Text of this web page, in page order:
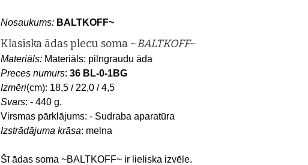
Nosaukums: BALTKOFF~
Klasiska ādas plecu soma ~BALTKOFF~
Materiāls: Materiāls: pilngraudu āda
Preces numurs:36 BL-0-1BG
Izmēri(cm): 18,5 / 22,0 / 4,5
Svars: - 440 g.
Virsmas pārklājums: - Sudraba aparatūra
Izstrādājuma krāsa: melna
Šī ādas soma ~BALTKOFF~ ir lieliska izvēle.